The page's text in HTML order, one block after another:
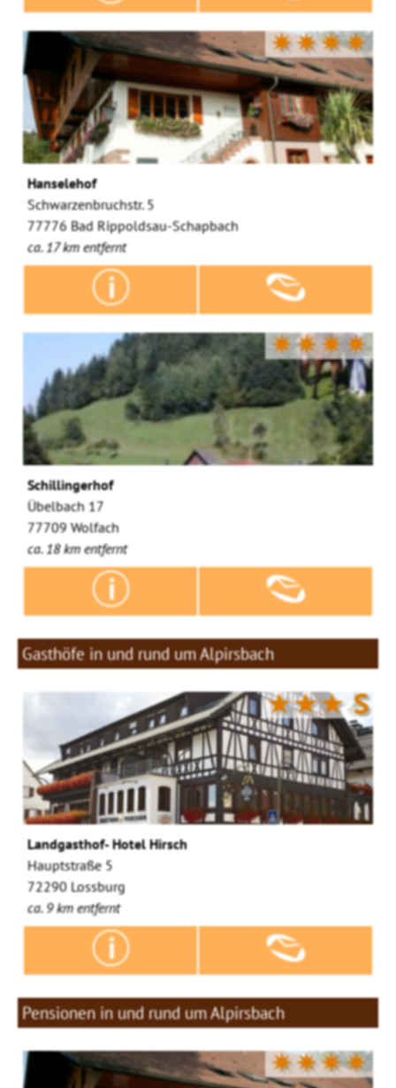
✷✷✷✷
Hanselehof
Schwarzenbruchstr. 5
77776 Bad Rippoldsau-Schapbach
ca. 17 km entfernt
✷✷✷✷
Schillingerhof
Übelbach 17
77709 Wolfach
ca. 18 km entfernt
Gasthöfe in und rund um Alpirsbach
★★★S
Landgasthof- Hotel Hirsch
Hauptstraße 5
72290 Lossburg
ca. 9 km entfernt
Pensionen in und rund um Alpirsbach
✷✷✷✷